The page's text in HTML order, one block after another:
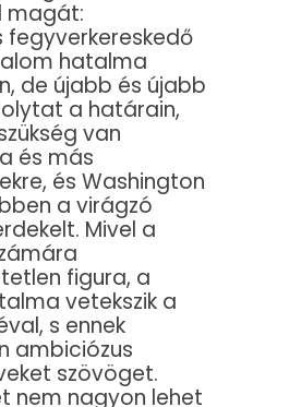
magát:
hatalma
de újabb és újabb
a határain,
van
és más
és Washington
a virágzó
Mivel a
figura, a
vetekszik a
s ennek
ambiciózus
szövöget.
nem nagyon lehet